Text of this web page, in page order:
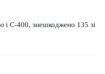
і С-400, знешкоджено 135 зі